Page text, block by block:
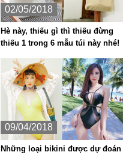
02/05/2018
Hè này, thiếu gì thì thiếu đừng
thiếu 1 trong 6 mẫu túi này nhé!
09/04/2018
Những loại bikini được dự đoán